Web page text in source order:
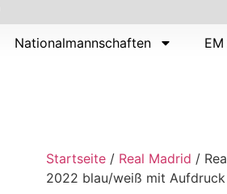
Nationalmannschaften
Startseite / Real Madrid /
2022 blau/weiß mit Aufdruck